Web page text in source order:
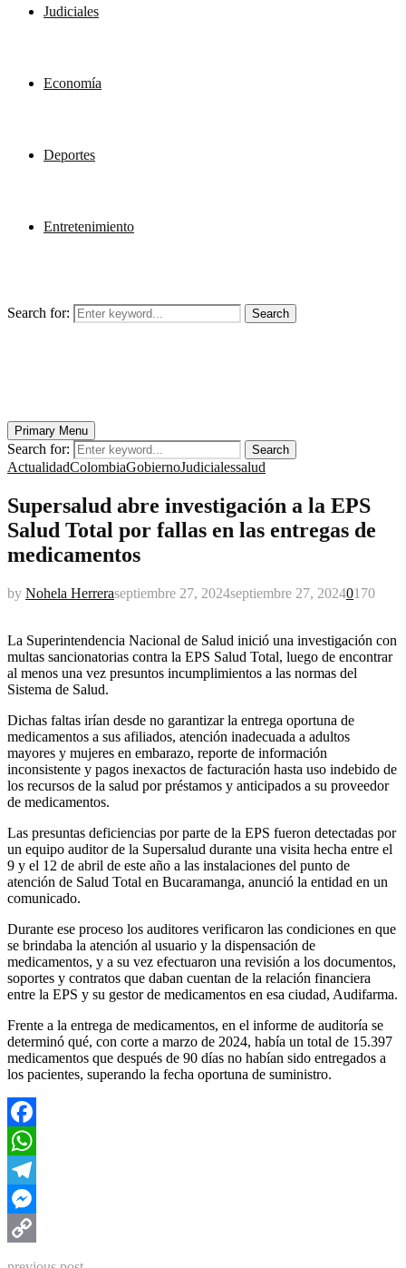
Judiciales
Economía
Deportes
Entretenimiento
Search for: Search
Primary Menu
Search for: Search
ActualidadColombiaGobiernoJudicialessalud
Supersalud abre investigación a la EPS
Salud Total por fallas en las entregas de
medicamentos
by Nohela Herreraseptiembre 27, 2024septiembre 27, 20240170
La Superintendencia Nacional de Salud inició una investigación con
multas sancionatorias contra la EPS Salud Total, luego de encontrar
al menos una vez presuntos incumplimientos a las normas del
Sistema de Salud.
Dichas faltas irían desde no garantizar la entrega oportuna de
medicamentos a sus afiliados, atención inadecuada a adultos
mayores y mujeres en embarazo, reporte de información
inconsistente y pagos inexactos de facturación hasta uso indebido de
los recursos de la salud por préstamos y anticipados a su proveedor
de medicamentos.
Las presuntas deficiencias por parte de la EPS fueron detectadas por
un equipo auditor de la Supersalud durante una visita hecha entre el
9 y el 12 de abril de este año a las instalaciones del punto de
atención de Salud Total en Bucaramanga, anunció la entidad en un
comunicado.
Durante ese proceso los auditores verificaron las condiciones en que
se brindaba la atención al usuario y la dispensación de
medicamentos, y a su vez efectuaron una revisión a los documentos,
soportes y contratos que daban cuentan de la relación financiera
entre la EPS y su gestor de medicamentos en esa ciudad, Audifarma.
Frente a la entrega de medicamentos, en el informe de auditoría se
determinó qué, con corte a marzo de 2024, había un total de 15.397
medicamentos que después de 90 días no habían sido entregados a
los pacientes, superando la fecha oportuna de suministro.
Facebook
WhatsApp
Telegram
Messenger